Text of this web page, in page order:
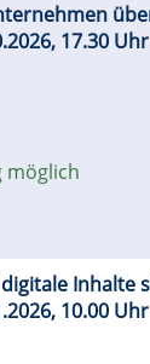
17.30 Uhr
möglich
Inhalte
10.00 Uhr